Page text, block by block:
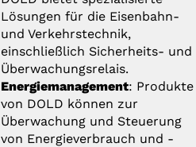
Lösungen für die Eisenbahn-
und Verkehrstechnik,
einschließlich Sicherheits- und
Überwachungsrelais.
Energiemanagement: Produkte
von DOLD können zur
Überwachung und Steuerung
von Energieverbrauch und -